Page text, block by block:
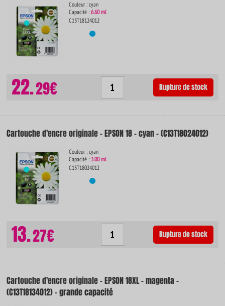
Couleur : cyan
Capacité :6.60 ml
C13T18124012
22.29€ Rupture de stock
Cartouche d'encre originale - EPSON 18 - cyan - (C13T18024012)
Couleur : cyan
Capacité : 3.00 ml
C13T18024012
13.27€ Rupture de stock
Cartouche d'encre originale - EPSON 18XL - magenta -
(C13T18134012) - grande capacité